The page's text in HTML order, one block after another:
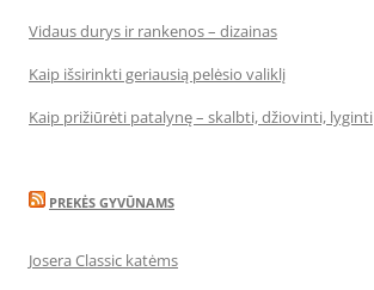
Vidaus durys ir rankenos – dizainas
Kaip išsirinkti geriausią pelėsio valiklį
Kaip prižiūrėti patalynę – skalbti, džiovinti, lyginti
PREKĖS GYVŪNAMS
Josera Classic katėms